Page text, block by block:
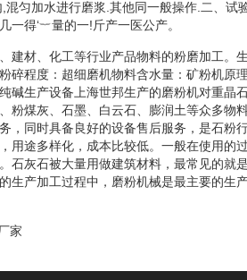
混匀加水进行磨浆.其他同一般操作.二、试
得‘︸量的一!斤产一医公产。
建材、化工等行业产品物料的粉磨加工。
碎程度：超细磨机物料含水量：矿粉机原
碱生产设备上海世邦生产的磨粉机对重晶
粉煤灰、石墨、白云石、膨润土等众多物
，同时具备良好的设备售后服务，是石粉
用途多样化，成本比较低。一般在使用的
石灰石被大量用做建筑材料，最常见的就
生产加工过程中，磨粉机械是最主要的生
家